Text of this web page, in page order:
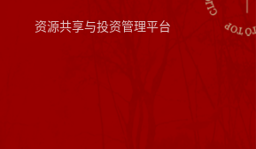
资源共享与投资管理平台